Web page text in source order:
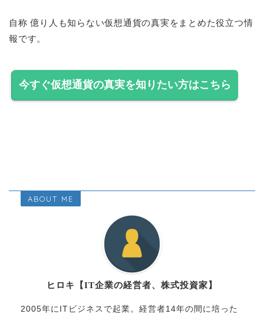
自称 億り人も知らない仮想通貨の真実をまとめた役立つ情
報です。
今すぐ仮想通貨の真実を知りたい方はこちら
ABOUT ME
ヒロキ【IT企業の経営者、株式投資家】
2005年にITビジネスで起業。経営者14年の間に培った